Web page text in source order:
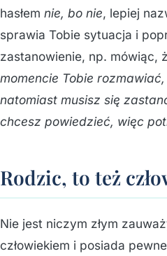
hasłem nie, bo nie, lepiej
sprawia Tobie sytuacja i
zastanowienie, np. mówiąc,
momencie Tobie
natomiast musisz się
chcesz powiedzieć, więc
Rodzic, to też
Nie jest niczym złym
człowiekiem i posiada